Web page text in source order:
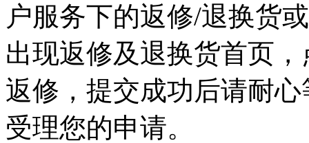
户服务下的返修/退换货
出现返修及退换货首页
返修，提交成功后请耐
受理您的申请。